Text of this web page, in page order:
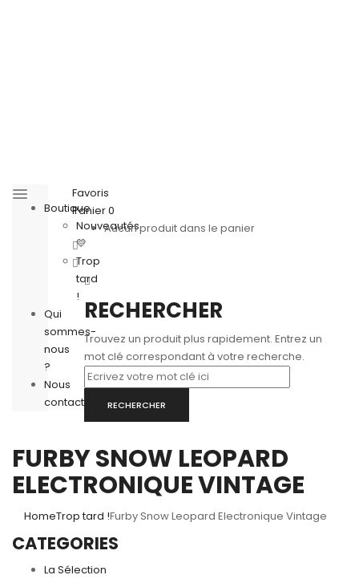
Boutique
Nouveautés
💛
Trop
tard
!
Qui
sommes-
nous
?
Nous
contacter
Favoris
Panier0
Aucun produit dans le panier
RECHERCHER
Trouvez un produit plus rapidement. Entrez un
mot clé correspondant à votre recherche.
RECHERCHER
FURBY SNOW LEOPARD
ELECTRONIQUE VINTAGE
HomeTrop tard !Furby Snow Leopard Electronique Vintage
CATEGORIES
La Sélection